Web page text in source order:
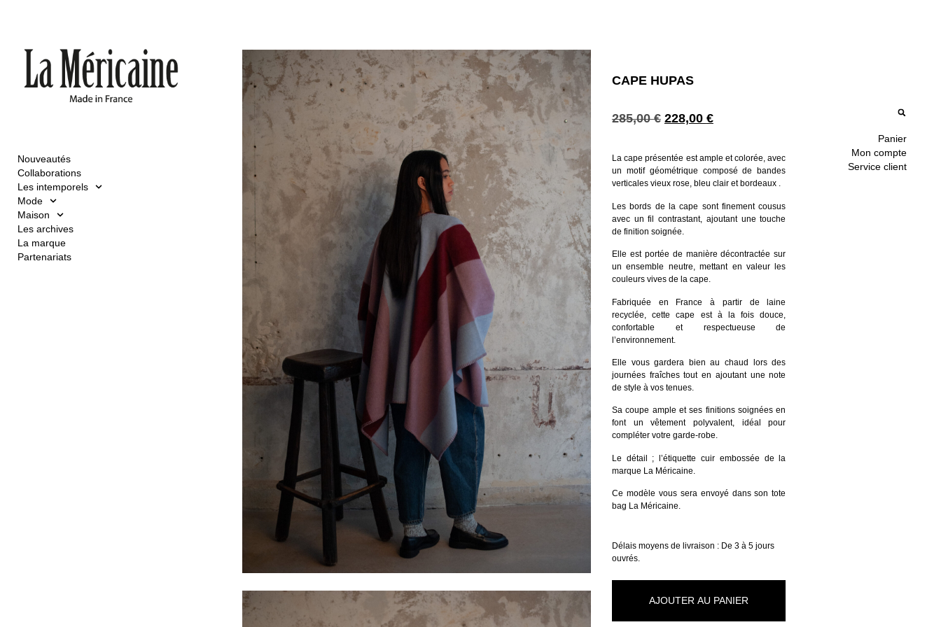
Nouveautés
Collaborations
Les intemporels
Mode
Maison
Les archives
La marque
Partenariats
Panier
Mon compte
Service client
CAPE HUPAS
285,00€ 228,00 €
La cape présentée est ample et colorée, avec
un motif géométrique composé de bandes
verticales vieux rose, bleu clair et bordeaux .
Les bords de la cape sont finement cousus
avec un fil contrastant, ajoutant une touche
de finition soignée.
Elle est portée de manière décontractée sur
un ensemble neutre, mettant en valeur les
couleurs vives de la cape.
Fabriquée en France à partir de laine
recyclée, cette cape est à la fois douce,
confortable et respectueuse de
l’environnement.
Elle vous gardera bien au chaud lors des
journées fraîches tout en ajoutant une note
de style à vos tenues.
Sa coupe ample et ses finitions soignées en
font un vêtement polyvalent, idéal pour
compléter votre garde-robe.
Le détail ; l’étiquette cuir embossée de la
marque La Méricaine.
Ce modèle vous sera envoyé dans son tote
bag La Méricaine.
Délais moyens de livraison : De 3 à 5 jours
ouvrés.
AJOUTER AU PANIER